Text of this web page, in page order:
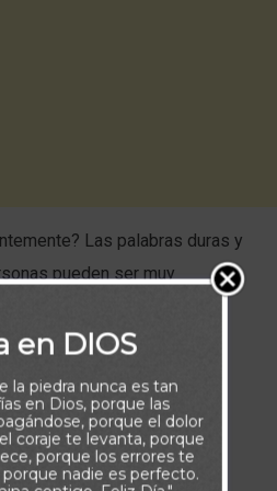
Las palabras duras y
pueden ser muy
sea que la reprensión haya
espiritualmente si
Cuando rechazamos
nuestra capacidad de
y mental. Quizá los
con precisión el área que
en DIOS
la piedra nunca es tan
en Dios, porque las
porque el dolor
coraje te levanta, porque
porque los errores te
nadie es perfecto.